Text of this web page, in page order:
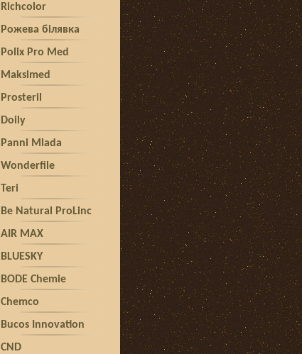
Richcolor
Рожева білявка
Polix Pro Med
Maksimed
Prosteril
Doily
Panni Mlada
Wonderfile
Teri
Be Natural ProLinc
AIR MAX
BLUESKY
BODE Chemie
Chemco
Bucos Innovation
CND